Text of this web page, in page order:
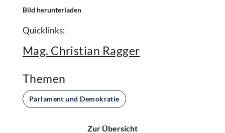
Bild herunterladen
Quicklinks:
Mag. Christian Ragger
Themen
Parlament und Demokratie
Zur Übersicht